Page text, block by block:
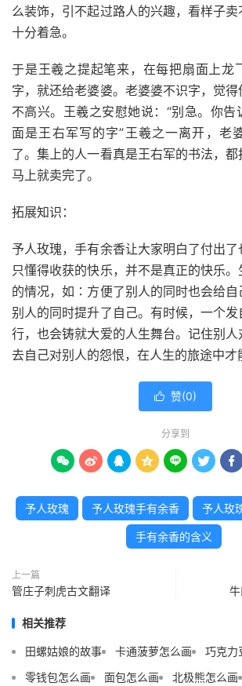
么装饰，引不起过路人的兴趣，看样子
十分着急。
于是王羲之提起笔来，在每把扇面上龙
字，就还给老婆婆。老婆婆不识字，觉
不高兴。王羲之安慰她说：“别急。你告
面是王右军写的字”王羲之一离开，老
了。集上的人一看真是王右军的书法，
马上就卖完了。
拓展知识：
予人玫瑰，手有余香让大家明白了付出了
只懂得收获的快乐，并不是真正的快乐
的情况，如∶方便了别人的同时也会给自
别人的同时提升了自己。有时候，一个
行，也会铸就大爱的人生舞台。记住别
去自己对别人的怨恨，在人生的旅途中才
 赞(0)
分享到
      
予人玫瑰 予人玫瑰手有余香 予人玫
手有余香的含义
上一篇
管庄子刺虎古文翻译
相关推荐
田螺姑娘的故事 卡通菠萝怎么画
巧克力
零钱包怎么画
面包怎么画 北极熊怎么画